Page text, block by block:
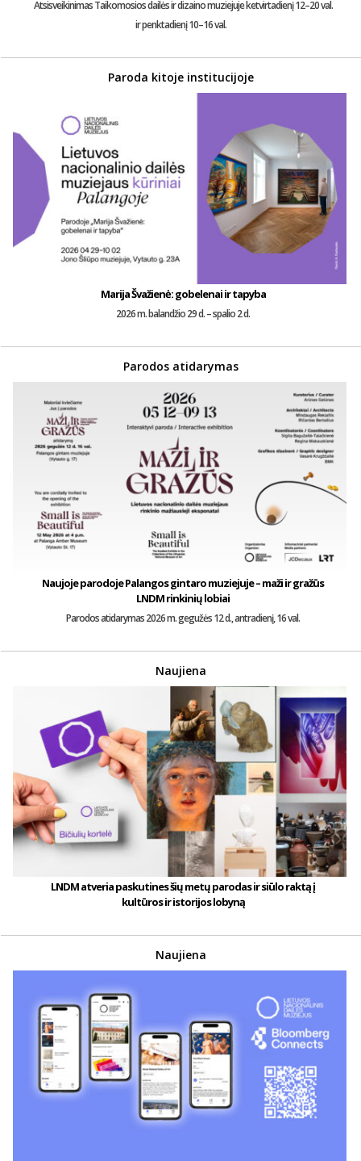
Atsisveikinimas Taikomosios dailės ir dizaino muziejuje ketvirtadienį 12–20 val.
ir penktadienį 10–16 val.
Paroda kitoje institucijoje
Marija Švažienė: gobelenai ir tapyba
2026 m. balandžio 29 d. – spalio 2 d.
Parodos atidarymas
Naujoje parodoje Palangos gintaro muziejuje – maži ir gražūs
LNDM rinkinių lobiai
Parodos atidarymas 2026 m. gegužės 12 d., antradienį, 16 val.
Naujiena
LNDM atveria paskutines šių metų parodas ir siūlo raktą į
kultūros ir istorijos lobyną
Naujiena